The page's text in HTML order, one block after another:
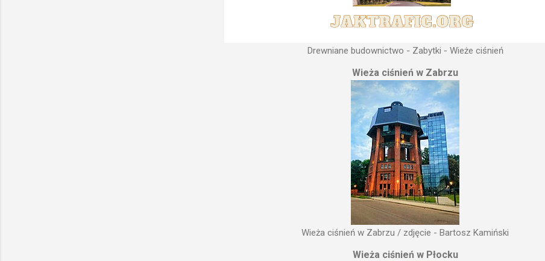
Drewniane budownictwo - Zabytki - Wieże ciśnień
Wieża ciśnień w Zabrzu
Wieża ciśnień w Zabrzu / zdjęcie - Bartosz Kamiński
Wieża ciśnień w Płocku